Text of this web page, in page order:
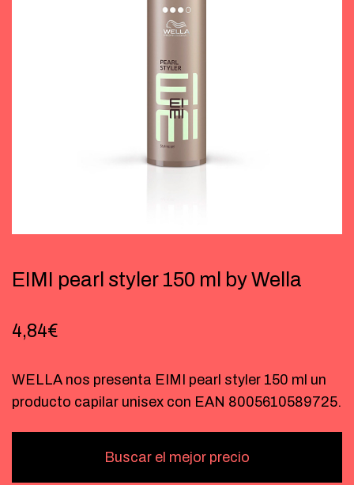
EIMI pearl styler 150 ml by Wella
4,84€
WELLA nos presenta EIMI pearl styler 150 ml un
producto capilar unisex con EAN 8005610589725.
Buscar el mejor precio